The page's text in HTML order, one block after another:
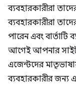
ব্যবহারকারীরা
ব্যবহারকারীরা
পারেন এবং
আগেই আপনার সাইট
এজেন্টদের
ব্যবহারকারীর জন্য